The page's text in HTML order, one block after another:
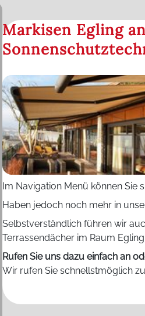
Markisen Egling
Im Navigation Menü können Sie
Haben jedoch noch mehr in
Selbstverständlich führen wir
Terrassendächer im Raum
Rufen Sie uns dazu einfach an
Wir rufen Sie schnellstmöglich